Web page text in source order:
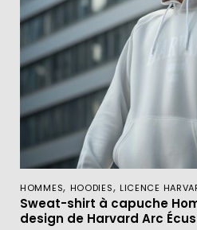
HOMMES, HOODIES, LICENCE
Sweat-shirt à capuche
design de Harvard Arc